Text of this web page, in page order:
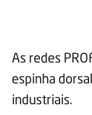
As redes
espinha
industriais.